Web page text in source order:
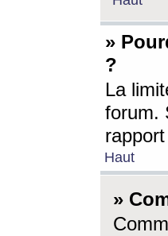
»
?
La
forum.
Haut
»